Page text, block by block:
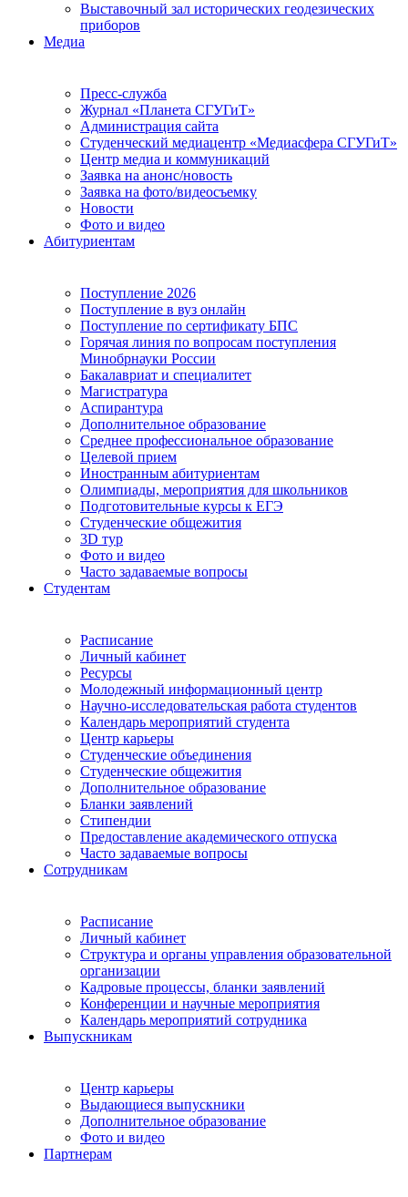
Выставочный зал исторических геодезических
приборов
Медиа
Пресс-служба
Журнал «Планета СГУГиТ»
Администрация сайта
Студенческий медиацентр «Медиасфера СГУГиТ»
Центр медиа и коммуникаций
Заявка на анонс/новость
Заявка на фото/видеосъемку
Новости
Фото и видео
Абитуриентам
Поступление 2026
Поступление в вуз онлайн
Поступление по сертификату БПС
Горячая линия по вопросам поступления
Минобрнауки России
Бакалавриат и специалитет
Магистратура
Аспирантура
Дополнительное образование
Среднее профессиональное образование
Целевой прием
Иностранным абитуриентам
Олимпиады, мероприятия для школьников
Подготовительные курсы к ЕГЭ
Студенческие общежития
3D тур
Фото и видео
Часто задаваемые вопросы
Студентам
Расписание
Личный кабинет
Ресурсы
Молодежный информационный центр
Научно-исследовательская работа студентов
Календарь мероприятий студента
Центр карьеры
Студенческие объединения
Студенческие общежития
Дополнительное образование
Бланки заявлений
Стипендии
Предоставление академического отпуска
Часто задаваемые вопросы
Сотрудникам
Расписание
Личный кабинет
Структура и органы управления образовательной
организации
Кадровые процессы, бланки заявлений
Конференции и научные мероприятия
Календарь мероприятий сотрудника
Выпускникам
Центр карьеры
Выдающиеся выпускники
Дополнительное образование
Фото и видео
Партнерам